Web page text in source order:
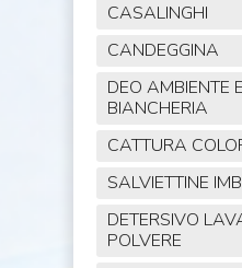
CASALINGHI
CANDEGGINA
DEO AMBIENTE E
BIANCHERIA
CATTURA
SALVIETTINE
DETERSIVO
POLVERE